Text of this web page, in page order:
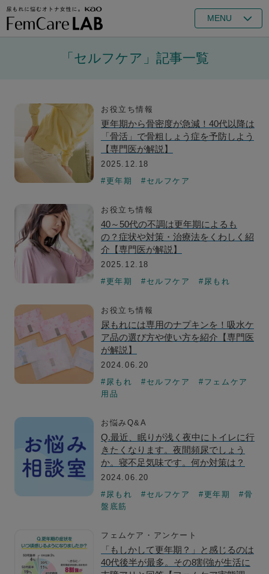
MENU
「セルフケア」記事一覧
お役立ち情報
更年期から骨密度が急減！40代以降は
「骨活」で骨粗しょう症を予防しよう
【専門医が解説】
2025.12.18
#更年期
#セルフケア
お役立ち情報
40～50代の不調は更年期によるも
の？症状や対策・治療法をくわしく紹
介【専門医が解説】
2025.12.18
#更年期
#セルフケア #尿もれ
お役立ち情報
尿もれには専用のナプキンを！吸水ケ
ア品の選び方や使い方を紹介【専門医
が解説】
2024.06.20
#尿もれ
#セルフケア
#フェムケア
用品
お悩みQ&A
Q.最近、眠りが浅く夜中にトイレに行
きたくなります。夜間頻尿でしょう
か。寝不足気味です。何か対策は？
2024.06.20
#尿もれ
#セルフケア #更年期
#骨
盤底筋
フェムケア・アンケート
「もしかして更年期？」と感じるのは
40代後半が最多。その8割強が生活に